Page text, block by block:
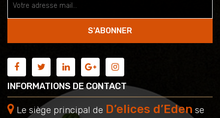
S'ABONNER
INFORMATIONS DE CONTACT
Le siège principal de D’elices d’Eden se